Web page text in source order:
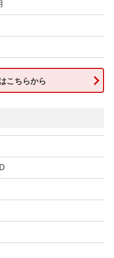
こちらから